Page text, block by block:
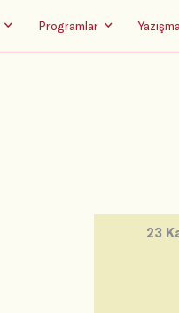
Programlar
23